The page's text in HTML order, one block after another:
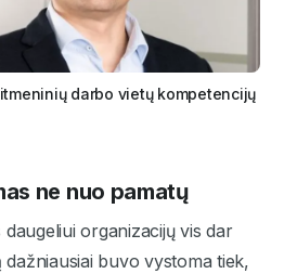
darbo vietų kompetencijų
ne nuo pamatų
organizacijų vis dar
buvo vystoma tiek,